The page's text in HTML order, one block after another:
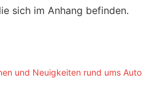
sich im Anhang befinden.